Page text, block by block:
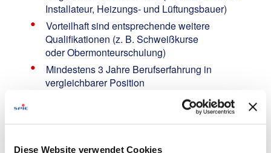
Diese Website verwendet Cookies
Installateur, Heizungs- und Lüftungsbauer)
Vorteilhaft sind entsprechende weitere
Qualifikationen (z. B. Schweißkurse
oder Obermonteurschulung)
Mindestens 3 Jahre Berufserfahrung in
vergleichbarer Position
EDV-Kenntnisse ein einem ERP-System und der
technischen Gebäudeausrüstung, sowie dem